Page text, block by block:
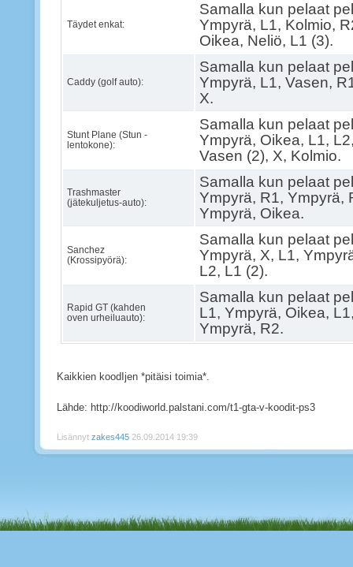
Täydet enkat:
Samalla kun pelaat
Ympyrä, L1, Kolmio,
Oikea, Neliö, L1 (3).
Caddy (golf auto):
Samalla kun pelaat
Ympyrä, L1, Vasen,
X.
Stunt Plane (Stun -
lentokone):
Samalla kun pelaat
Ympyrä, Oikea, L1,
Vasen (2), X, Kolmio.
Trashmaster
(jätekuljetus-auto):
Samalla kun pelaat
Ympyrä, R1, Ympyrä,
Ympyrä, Oikea.
Sanchez
(Krossipyörä):
Samalla kun pelaat
Ympyrä, X, L1,
L2, L1 (2).
Rapid GT (kahden
oven urheiluauto):
Samalla kun pelaat
L1, Ympyrä, Oikea,
Ympyrä, R2.
Kaikkien koodIjen *pitäisi toimia*.
Lähde: http://koodiworld.palstani.com/t1-gta-v-koodit-ps3
Lisännyt zakes445 26.09.2014 19:39